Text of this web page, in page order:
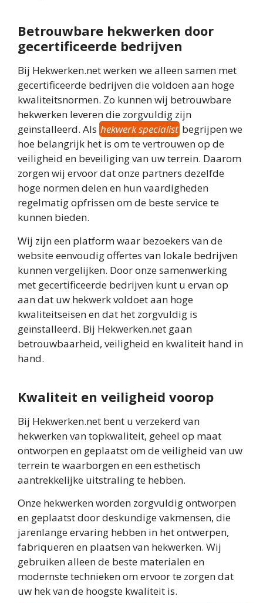
Betrouwbare hekwerken door
gecertificeerde bedrijven
Bij Hekwerken.net werken we alleen samen met
gecertificeerde bedrijven die voldoen aan hoge
kwaliteitsnormen. Zo kunnen wij betrouwbare
hekwerken leveren die zorgvuldig zijn
geïnstalleerd. Als hekwerk specialist begrijpen we
hoe belangrijk het is om te vertrouwen op de
veiligheid en beveiliging van uw terrein. Daarom
zorgen wij ervoor dat onze partners dezelfde
hoge normen delen en hun vaardigheden
regelmatig opfrissen om de beste service te
kunnen bieden.
Wij zijn een platform waar bezoekers van de
website eenvoudig offertes van lokale bedrijven
kunnen vergelijken. Door onze samenwerking
met gecertificeerde bedrijven kunt u ervan op
aan dat uw hekwerk voldoet aan hoge
kwaliteitseisen en dat het zorgvuldig is
geïnstalleerd. Bij Hekwerken.net gaan
betrouwbaarheid, veiligheid en kwaliteit hand in
hand.
Kwaliteit en veiligheid voorop
Bij Hekwerken.net bent u verzekerd van
hekwerken van topkwaliteit, geheel op maat
ontworpen en geplaatst om de veiligheid van uw
terrein te waarborgen en een esthetisch
aantrekkelijke uitstraling te hebben.
Onze hekwerken worden zorgvuldig ontworpen
en geplaatst door deskundige vakmensen, die
jarenlange ervaring hebben in het ontwerpen,
fabriqueren en plaatsen van hekwerken. Wij
gebruiken alleen de beste materialen en
modernste technieken om ervoor te zorgen dat
uw hek van de hoogste kwaliteit is.